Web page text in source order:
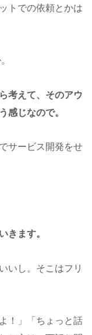
トでの依頼とかは
考えて、そのアウ
感じなので。
サービス開発をせ
きます。
いし。そこはフリ
！」「ちょっと話